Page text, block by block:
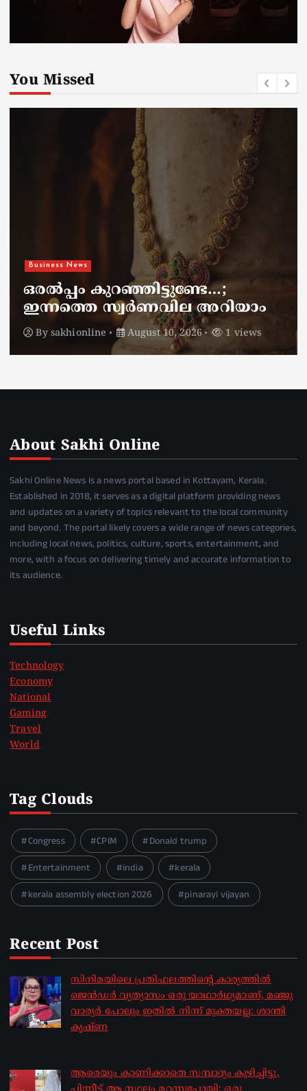
You Missed
Business News
ഒരല്‍പ്പം കുറഞ്ഞിട്ടുണ്ടേ…;
ഇന്നത്തെ സ്വര്‍ണവില അറിയാം
By sakhionline August 10, 2026 1 views
About Sakhi Online
Sakhi Online News is a news portal based in Kottayam, Kerala.
Established in 2018, it serves as a digital platform providing news
and updates on a variety of topics relevant to the local community
and beyond. The portal likely covers a wide range of news categories,
including local news, politics, culture, sports, entertainment, and
more, with a focus on delivering timely and accurate information to
its audience.
Useful Links
Technology
Economy
National
Gaming
Travel
World
Tag Clouds
Congress CPIM
Donald trump
Entertainment
india
kerala
kerala assembly election 2026
pinarayi vijayan
Recent Post
സിനിമയിലെ പ്രതിഫലത്തിന്റെ കാര്യത്തില്‍
ജെന്‍ഡര്‍ വ്യത്യാസം ഒരു യാഥാര്‍ഥ്യമാണ്, മഞ്ജു
വാര്യര്‍ പോലും ഇതില്‍ നിന്ന് മുക്തയല്ല: ശാന്തി
കൃഷ്ണ
ആരെയും കാണിക്കാതെ സമ്പാദ്യം കുഴിച്ചിട്ടു,